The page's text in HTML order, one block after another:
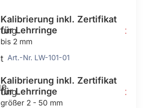
Kalibrierung inkl. Zertifikat
für Lehrringe
bis 2 mm
29,40
Art.-Nr. LW-101-01
Kalibrierung inkl. Zertifikat
für Lehrringe
größer 2 - 50 mm
22,40